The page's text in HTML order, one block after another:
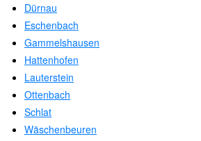
Dürnau
Eschenbach
Gammelshausen
Hattenhofen
Lauterstein
Ottenbach
Schlat
Wäschenbeuren